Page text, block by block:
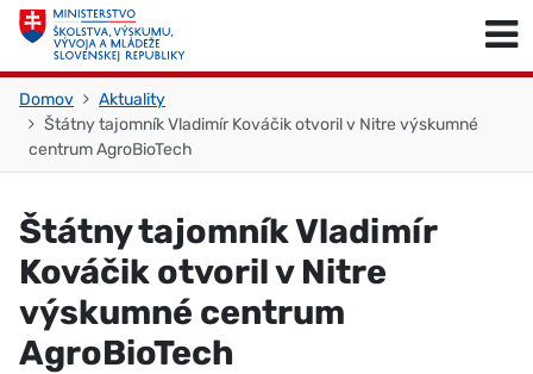
Skočiť na obsah
Domov
Aktuality
Štátny tajomník Vladimír Kováčik otvoril v Nitre výskumné
centrum AgroBioTech
Štátny tajomník Vladimír
Kováčik otvoril v Nitre
výskumné centrum
AgroBioTech
Skočiť na začiatok stránky